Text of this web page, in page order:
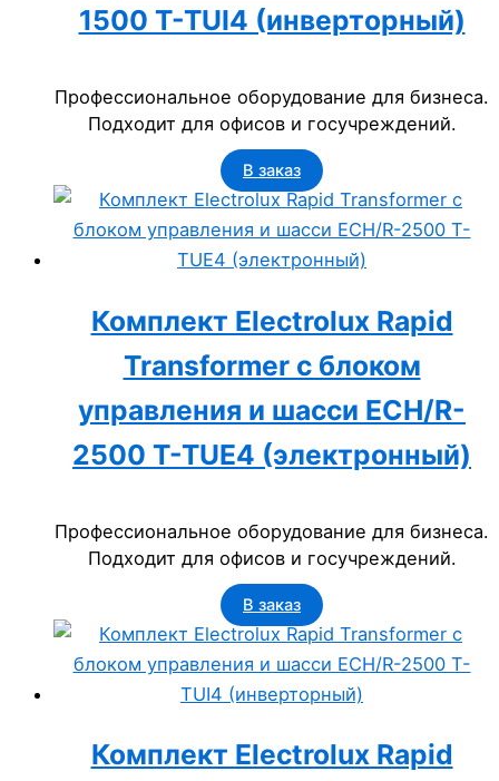
1500 T-TUI4 (инверторный)
Профессиональное оборудование для бизнеса.
Подходит для офисов и госучреждений.
В заказ
Комплект Electrolux Rapid
Transformer с блоком
управления и шасси ECH/R-
2500 T-TUE4 (электронный)
Профессиональное оборудование для бизнеса.
Подходит для офисов и госучреждений.
В заказ
Комплект Electrolux Rapid